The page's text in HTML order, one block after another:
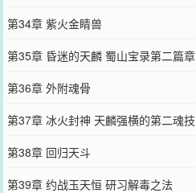
第34章 紫火金睛兽
第35章 昏迷的天麟 蜀山宝录第二篇章
第36章 外附魂骨
第37章 冰火封神 天麟强横的第二魂技
第38章 回归天斗
第39章 约战玉天恒 研习解毒之法